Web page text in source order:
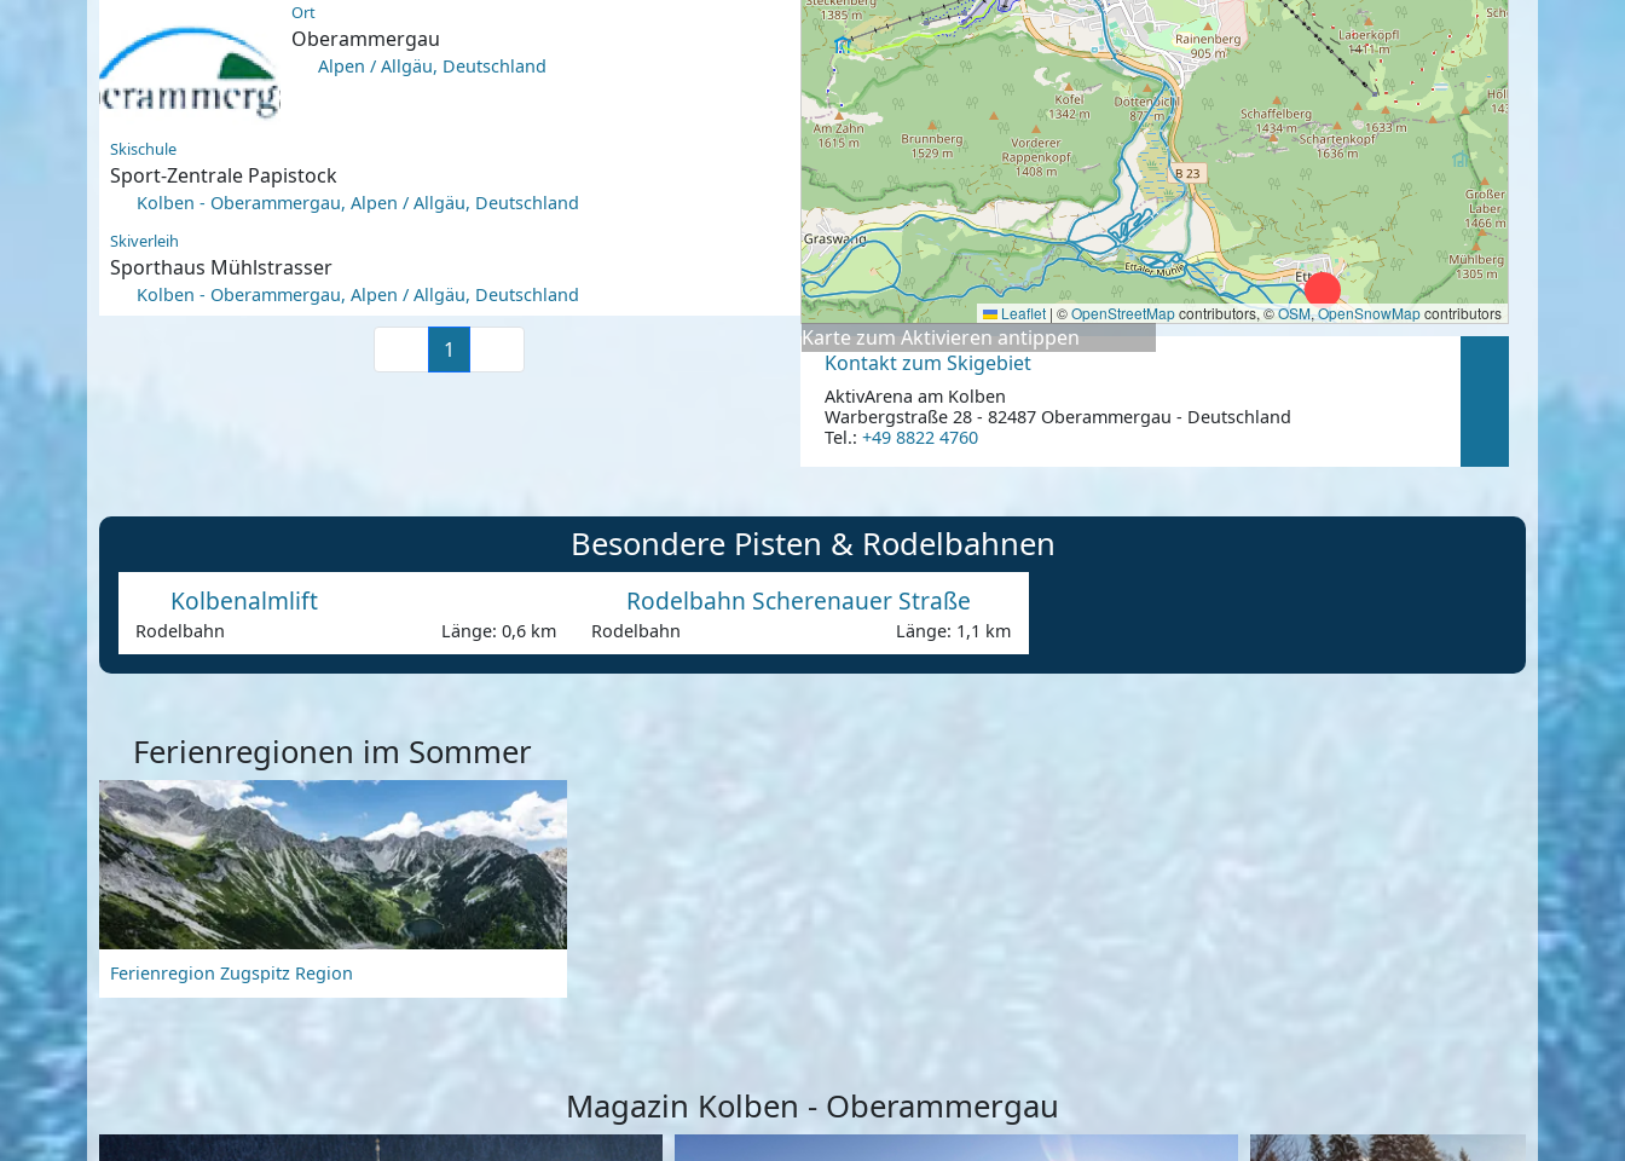
Ort
Oberammergau
Alpen / Allgäu, Deutschland
Skischule
Sport-Zentrale Papistock
Kolben - Oberammergau, Alpen / Allgäu, Deutschland
Skiverleih
Sporthaus Mühlstrasser
Kolben - Oberammergau, Alpen / Allgäu, Deutschland
1
Leaflet | ©OpenStreetMapcontributors, ©OSM,OpenSnowMapcontributors
Karte zum Aktivieren antippen
Kontakt zum Skigebiet
AktivArena am Kolben
Warbergstraße 28 - 82487 Oberammergau - Deutschland
Tel.: +49 8822 4760
Besondere Pisten & Rodelbahnen
Kolbenalmlift
Rodelbahn Länge: 0,6 km
Rodelbahn Scherenauer Straße
Rodelbahn Länge: 1,1 km
Ferienregionen im Sommer
Ferienregion Zugspitz Region
Magazin Kolben - Oberammergau